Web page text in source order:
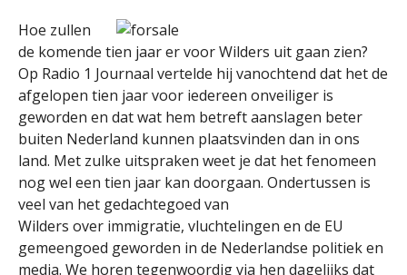
Hoe zullen
de komende tien jaar er voor Wilders uit gaan zien?
Op Radio 1 Journaal vertelde hij vanochtend dat het de
afgelopen tien jaar voor iedereen onveiliger is
geworden en dat wat hem betreft aanslagen beter
buiten Nederland kunnen plaatsvinden dan in ons
land. Met zulke uitspraken weet je dat het fenomeen
nog wel een tien jaar kan doorgaan. Ondertussen is
veel van het gedachtegoed van
Wilders over immigratie, vluchtelingen en de EU
gemeengoed geworden in de Nederlandse politiek en
media. We horen tegenwoordig via hen dagelijks dat